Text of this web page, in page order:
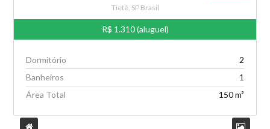
Tietê, SP Brasil
R$ 1.310 (aluguel)
Dormitório
2
Banheiros
1
Área Total
150 m²